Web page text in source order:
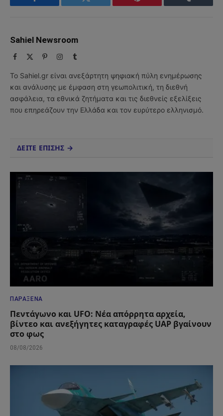
Facebook Twitter Pinterest Tumblr
Sahiel Newsroom
Facebook PinterestInstagram
Tumblr
Το Sahiel.gr είναι ανεξάρτητη ψηφιακή πύλη ενημέρωσης
και ανάλυσης με έμφαση στη γεωπολιτική, τη διεθνή
ασφάλεια, τα εθνικά ζητήματα και τις διεθνείς εξελίξεις
που επηρεάζουν την Ελλάδα και τον ευρύτερο ελληνισμό.
ΔΕΙΤΕ ΕΠΙΣΗΣ →
ΠΑΡΆΞΕΝΑ
Πεντάγωνο και UFO: Νέα απόρρητα αρχεία,
βίντεο και ανεξήγητες καταγραφές UAP βγαίνουν
στο φως
08/08/2026